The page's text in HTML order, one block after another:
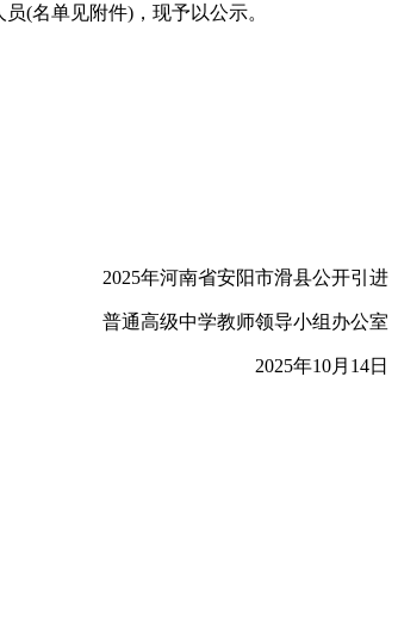
(名单见附件)，现予以公示。
2025年河南省安阳市滑县公开引进
普通高级中学教师领导小组办公室
2025年10月14日